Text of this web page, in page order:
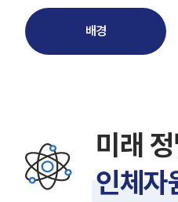
배경
미래
인체자